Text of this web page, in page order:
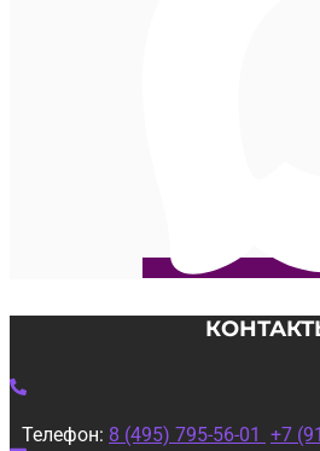
Телефон: 8 (495) 795-56-01 +7